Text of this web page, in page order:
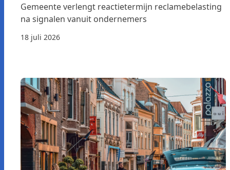
Gemeente verlengt reactietermijn reclamebelasting
na signalen vanuit ondernemers
18 juli 2026